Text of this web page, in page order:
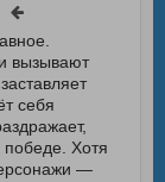
вызывают
себя
победе. Хотя
—